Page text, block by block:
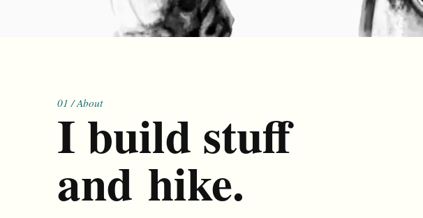
01 / About
I build stuff
and hike.